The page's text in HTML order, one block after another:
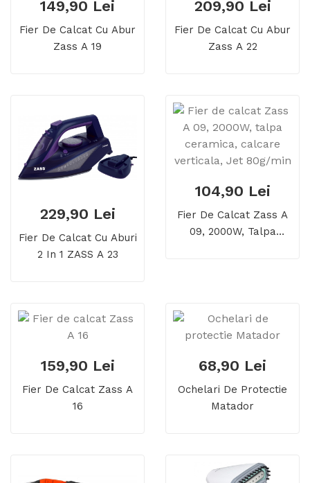
149,90 Lei
Fier De Calcat Cu Abur
Zass A 19
209,90 Lei
Fier De Calcat Cu Abur
Zass A 22
229,90 Lei
Fier De Calcat Cu Aburi
2 In 1 ZASS A 23
104,90 Lei
Fier De Calcat Zass A
09, 2000W, Talpa
159,90 Lei
Fier De Calcat Zass A
16
68,90 Lei
Ochelari De Protectie
Matador